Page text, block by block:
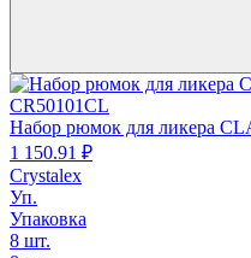
CR50101CL
Набор рюмок для ликера
1 150.91 ₽
Crystalex
Уп.
Упаковка
8 шт.